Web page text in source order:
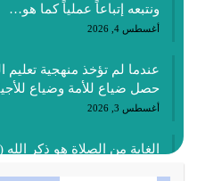
ونتبعه إتباعاً عملياً كما هو…
أغسطس 4, 2026
عندما لم تؤخذ منهجية تعليم
حصل ضياع للأمة وضياع
أغسطس 3, 2026
الغاية من الصلاة هو ذكر